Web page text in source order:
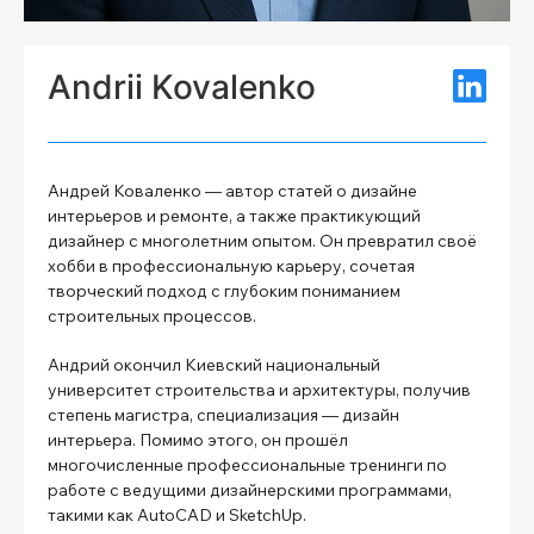
Andrii Kovalenko
Андрей Коваленко — автор статей о дизайне
интерьеров и ремонте, а также практикующий
дизайнер с многолетним опытом. Он превратил своё
хобби в профессиональную карьеру, сочетая
творческий подход с глубоким пониманием
строительных процессов.
Андрий окончил Киевский национальный
университет строительства и архитектуры, получив
степень магистра, специализация — дизайн
интерьера. Помимо этого, он прошёл
многочисленные профессиональные тренинги по
работе с ведущими дизайнерскими программами,
такими как AutoCAD и SketchUp.